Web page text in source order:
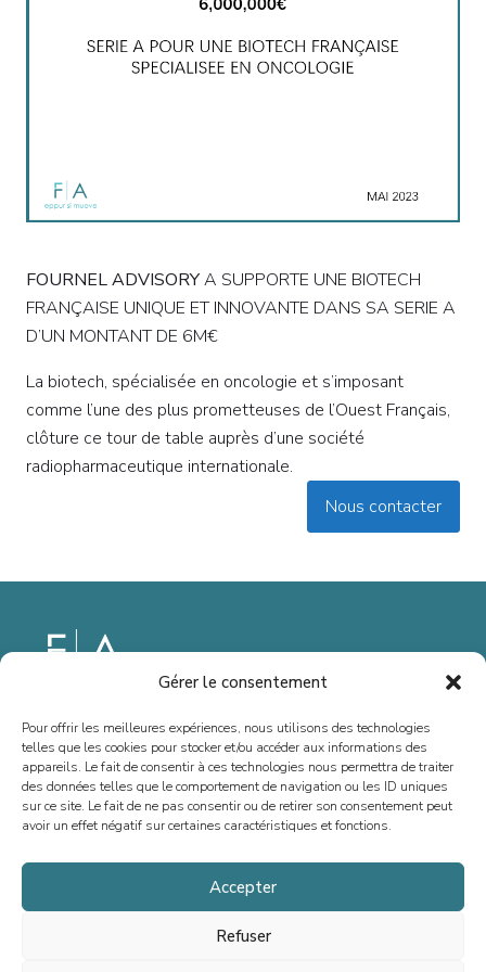
Gérer le consentement
Pour offrir les meilleures expériences, nous utilisons des technologies
telles que les cookies pour stocker et/ou accéder aux informations des
appareils. Le fait de consentir à ces technologies nous permettra de traiter
des données telles que le comportement de navigation ou les ID uniques
sur ce site. Le fait de ne pas consentir ou de retirer son consentement peut
avoir un effet négatif sur certaines caractéristiques et fonctions.
Accepter
Refuser
FOURNEL ADVISORYA SUPPORTE UNE BIOTECH
FRANÇAISE UNIQUE ET INNOVANTE DANS SA SERIE A
D’UN MONTANT DE 6M€
La biotech, spécialisée en oncologie et s’imposant
comme l’une des plus prometteuses de l’Ouest Français,
clôture ce tour de table auprès d’une société
radiopharmaceutique internationale.
Nous contacter
acquisitions, levées de fonds et situations spéciales, en France et à
l’international. Notre vocation est d’accompagner la croissance des
dirigeant(e)s, entrepreneurs, PME et ETI, en offrant un conseil sur
mesure.